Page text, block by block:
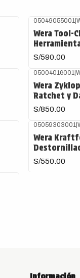
05049055001 |
Wera Tool-
S/590.00
05004016001 |
Wera
Ratchet y
S/850.00
05059303001 |
Wera
S/550.00